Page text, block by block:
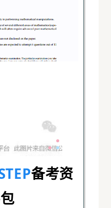
备考资